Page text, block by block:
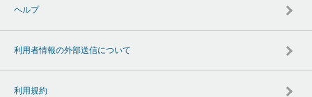
ヘルプ
利用者情報の外部送信について
利用規約